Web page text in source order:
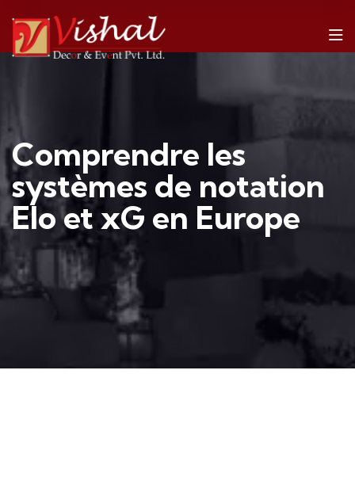
Comprendre les
systèmes de notation
Elo et xG en Europe